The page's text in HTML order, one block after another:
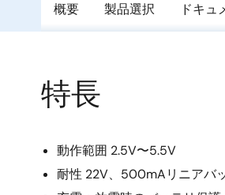
概要 製品選択 ドキュ
特長
動作範囲 2.5V〜5.5V
耐性 22V、500mAリニアバ